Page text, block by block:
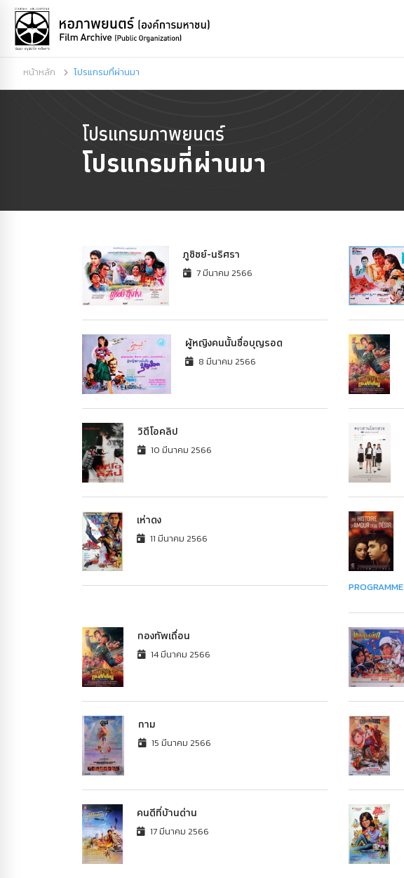
หน้าหลัก โปรแกรมที่ผ่านมา
โปรแกรมภาพยนตร์
โปรแกรมที่ผ่านมา
ภูชิชย์-นริศรา
7 มีนาคม 2566
ผู้หญิงคนนั้นชื่อบุญรอด
8 มีนาคม 2566
วิดีโอคลิป
10 มีนาคม 2566
เห่าดง
11 มีนาคม 2566
PROGRAMME
กองทัพเถื่อน
14 มีนาคม 2566
กาม
15 มีนาคม 2566
คนดีที่บ้านด่าน
17 มีนาคม 2566